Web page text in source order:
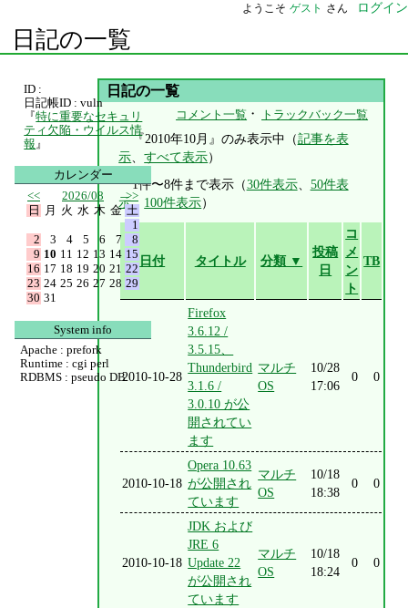
ようこそ ゲスト さん ログイン
日記の一覧
日記の一覧
コメント一覧 ・ トラックバック一覧
『2010年10月』のみ表示中（記事を表
示、すべて表示）
1件〜8件まで表示（30件表示、 50件表
示、 100件表示）
日付 タイトル 分類 ▼
投稿
日
コ
メ
ン
ト
TB
2010-10-28
Firefox
3.6.12 /
3.5.15、
Thunderbird
3.1.6 /
3.0.10 が公
開されてい
ます
マルチ
OS
10/28
17:06
0 0
2010-10-18
Opera 10.63
が公開され
ています
マルチ
OS
10/18
18:38
0 0
2010-10-18
JDK および
JRE 6
Update 22
が公開され
ています
マルチ
OS
10/18
18:24
0 0
ID :
日記帳ID : vuln
『特に重要なセキュリ
ティ欠陥・ウイルス情
報 』
カレンダー
<<
2026/08
>>
日
月 火 水 木 金 土
1
2
3 4 5 6 7
8
9 10 11 12 13 14 15
16 17 18 19 20 21 22
23 24 25 26 27 28 29
30 31
System info
Apache : prefork
Runtime : cgi perl
RDBMS : pseudo DB